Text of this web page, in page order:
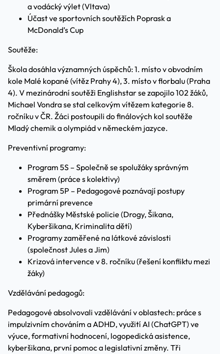
a vodácký výlet (Vltava)
Účast ve sportovních soutěžích Poprask a
McDonald’s Cup
Soutěže:
Škola dosáhla významných úspěchů: 1. místo v obvodním
kole Malé kopané (vítěz Prahy 4), 3. místo v florbalu (Praha
4). V mezinárodní soutěži Englishstar se zapojilo 102 žáků,
Michael Vondra se stal celkovým vítězem kategorie 8.
ročníku v ČR. Žáci postoupili do finálových kol soutěže
Mladý chemik a olympiád v německém jazyce.
Preventivní programy:
Program 5S – Společně se spolužáky správným
směrem (práce s kolektivy)
Program 5P – Pedagogové poznávají postupy
primární prevence
Přednášky Městské policie (Drogy, Šikana,
Kyberšikana, Kriminalita dětí)
Programy zaměřené na látkové závislosti
(společnost Jules a Jim)
Krizová intervence v 8. ročníku (řešení konfliktu mezi
žáky)
Vzdělávání pedagogů:
Pedagogové absolvovali vzdělávání v oblastech: práce s
impulzivním chováním a ADHD, využití AI (ChatGPT) ve
výuce, formativní hodnocení, logopedická asistence,
kyberšikana, první pomoc a legislativní změny. Tři